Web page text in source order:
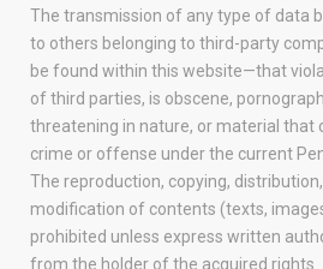
The transmission of any type of data
to others belonging to third-party
be found within this website—that
of third parties, is obscene,
threatening in nature, or material that
crime or offense under the current
The reproduction, copying,
modification of contents (texts,
prohibited unless express written
from the holder of the acquired rights.